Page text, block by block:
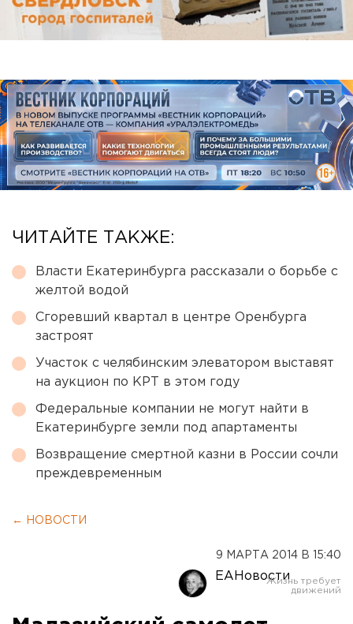
ЧИТАЙТЕ ТАКЖЕ:
Власти Екатеринбурга рассказали о борьбе с
желтой водой
Сгоревший квартал в центре Оренбурга
застроят
Участок с челябинским элеватором выставят
на аукцион по КРТ в этом году
Федеральные компании не могут найти в
Екатеринбурге земли под апартаменты
Возвращение смертной казни в России сочли
преждевременным
← НОВОСТИ
9 МАРТА 2014 В 15:40
ЕАНовости